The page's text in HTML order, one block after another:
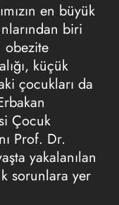
en büyük
biri
obezite
küçük
çocukları da
Çocuk
Prof. Dr.
yakalanılan
sorunlara yer